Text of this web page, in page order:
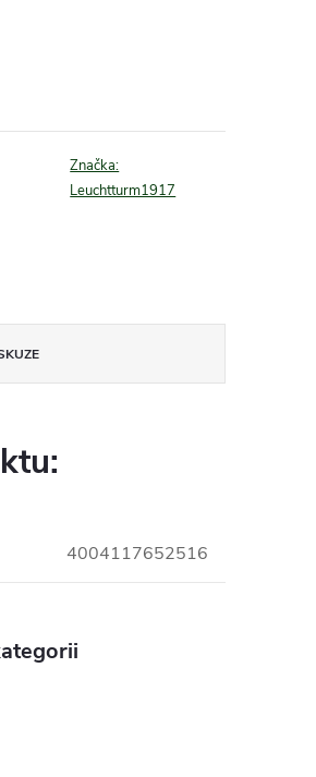
Značka:
Leuchtturm1917
4004117652516